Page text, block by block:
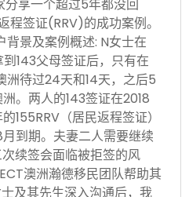
分享一个超过5年都没回
程签证(RRV)的成功案例。
景及案例概述: N女士在
143父母签证后，只有在
洲待过24天和14天，之后5
。两人的143签证在2018
155RRV（居民返程签证）
到期。夫妻二人需要继续
续签会面临被拒签的风
澳洲瀚德移民团队帮助其
及其先生深入沟通后，我